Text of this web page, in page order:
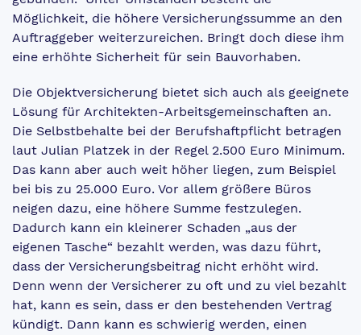
Möglichkeit, die höhere Versicherungssumme an den
Auftraggeber weiterzureichen. Bringt doch diese ihm
eine erhöhte Sicherheit für sein Bauvorhaben.
Die Objektversicherung bietet sich auch als geeignete
Lösung für Architekten-Arbeitsgemeinschaften an.
Die Selbstbehalte bei der Berufshaftpflicht betragen
laut Julian Platzek in der Regel 2.500 Euro Minimum.
Das kann aber auch weit höher liegen, zum Beispiel
bei bis zu 25.000 Euro. Vor allem größere Büros
neigen dazu, eine höhere Summe festzulegen.
Dadurch kann ein kleinerer Schaden „aus der
eigenen Tasche“ bezahlt werden, was dazu führt,
dass der Versicherungsbeitrag nicht erhöht wird.
Denn wenn der Versicherer zu oft und zu viel bezahlt
hat, kann es sein, dass er den bestehenden Vertrag
kündigt. Dann kann es schwierig werden, einen